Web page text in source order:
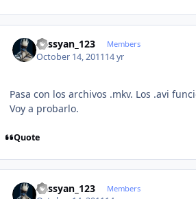
kassyan_123 Members
October 14, 201114 yr
Pasa con los archivos .mkv. Los .avi
Voy a probarlo.
Quote
kassyan_123 Members